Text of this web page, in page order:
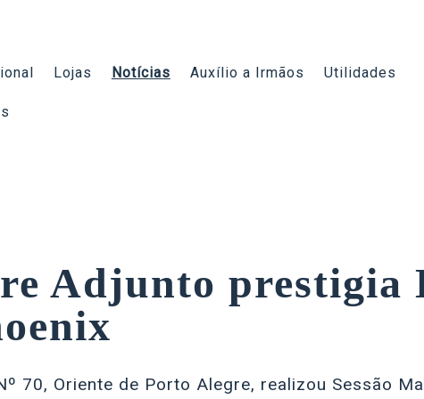
Lojas Notícias Auxílio a Irmãos Utilidades
Adjunto prestigia
70, Oriente de Porto Alegre, realizou Sessão